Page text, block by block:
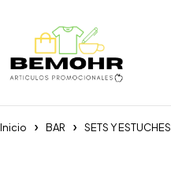
Inicio BAR SETS Y ESTUCHES